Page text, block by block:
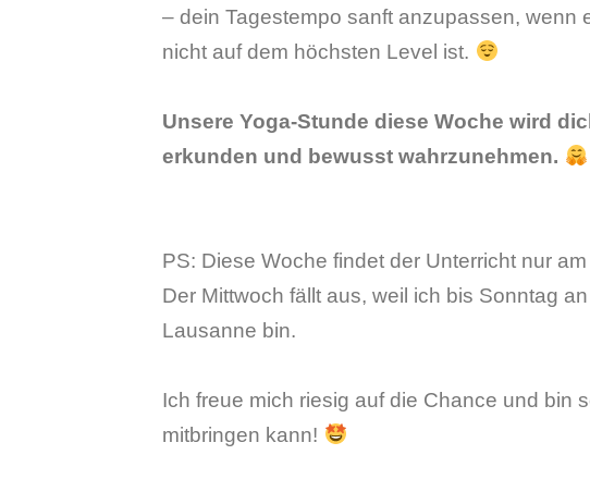
– dein Tagestempo sanft anzupassen, wenn
nicht auf dem höchsten Level ist.
Unsere Yoga-Stunde diese Woche wird
erkunden und bewusst wahrzunehmen.
PS: Diese Woche findet der Unterricht nur
Der Mittwoch fällt aus, weil ich bis Sonntag
Lausanne bin.
Ich freue mich riesig auf die Chance und bin
mitbringen kann!